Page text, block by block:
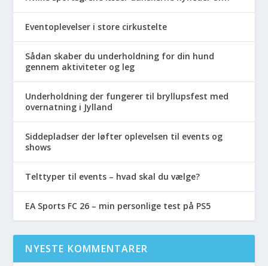
Eventoplevelser i store cirkustelte
Sådan skaber du underholdning for din hund
gennem aktiviteter og leg
Underholdning der fungerer til bryllupsfest med
overnatning i Jylland
Siddepladser der løfter oplevelsen til events og
shows
Telttyper til events – hvad skal du vælge?
EA Sports FC 26 – min personlige test på PS5
NYESTE KOMMENTARER